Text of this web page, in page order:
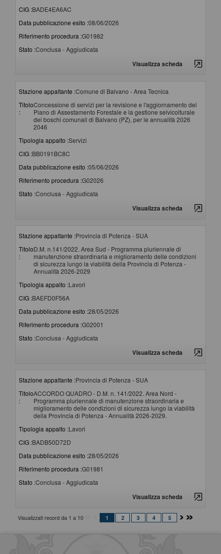
CIG :BADE4EA6AC
Data pubblicazione esito :08/06/2026
Riferimento procedura :G01982
Stato :Conclusa - Aggiudicata
Visualizza scheda
Stazione appaltante :Comune di Balvano - Area Tecnica
Titolo
:
Concessione di servizi per la revisione e l'aggiornamento del
Piano di Assestamento Forestale e la gestione selvicolturale
dei boschi comunali di Balvano (PZ), per le annualità 2026
2046
Tipologia appalto :Servizi
CIG :BB0191BC8C
Data pubblicazione esito :05/06/2026
Riferimento procedura :G02026
Stato :Conclusa - Aggiudicata
Visualizza scheda
Stazione appaltante :Provincia di Potenza - SUA
Titolo
:
D.M. n.141/2022. Area Sud - Programma pluriennale di
manutenzione straordinaria e miglioramento delle condizioni
di sicurezza lungo la viabilità della Provincia di Potenza -
Annualità 2026-2029
Tipologia appalto :Lavori
CIG :BAEFD0F56A
Data pubblicazione esito :28/05/2026
Riferimento procedura :G02001
Stato :Conclusa - Aggiudicata
Visualizza scheda
Stazione appaltante :Provincia di Potenza - SUA
Titolo
:
ACCORDO QUADRO - D.M. n. 141/2022. Area Nord -
Programma pluriennale di manutenzione straordinaria e
miglioramento delle condizioni di sicurezza lungo la viabilità
della Provincia di Potenza - Annualità 2026-2029.
Tipologia appalto :Lavori
CIG :BADB50D72D
Data pubblicazione esito :28/05/2026
Riferimento procedura :G01981
Stato :Conclusa - Aggiudicata
Visualizza scheda
Visualizzati record da 1 a 10